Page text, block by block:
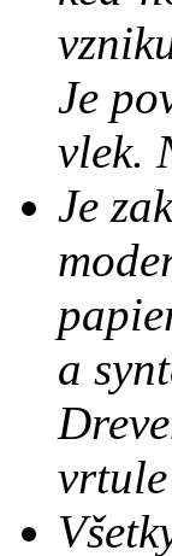
Je
vlek.
Je
a